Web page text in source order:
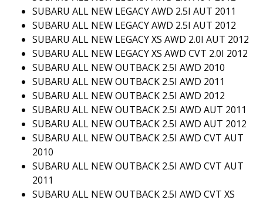
SUBARU ALL NEW LEGACY AWD 2.5I AUT 2011
SUBARU ALL NEW LEGACY AWD 2.5I AUT 2012
SUBARU ALL NEW LEGACY XS AWD 2.0I AUT 2012
SUBARU ALL NEW LEGACY XS AWD CVT 2.0I 2012
SUBARU ALL NEW OUTBACK 2.5I AWD 2010
SUBARU ALL NEW OUTBACK 2.5I AWD 2011
SUBARU ALL NEW OUTBACK 2.5I AWD 2012
SUBARU ALL NEW OUTBACK 2.5I AWD AUT 2011
SUBARU ALL NEW OUTBACK 2.5I AWD AUT 2012
SUBARU ALL NEW OUTBACK 2.5I AWD CVT AUT
2010
SUBARU ALL NEW OUTBACK 2.5I AWD CVT AUT
2011
SUBARU ALL NEW OUTBACK 2.5I AWD CVT XS